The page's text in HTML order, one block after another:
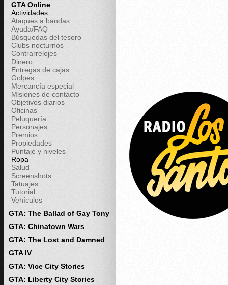
GTA Online
Actividades
Ataques a bandas
Ayuda/FAQ
Búsquedas del tesoro
Clubs nocturnos
Contrarrelojes
Dinero
Entregas de cajas
Golpes
Mercancía especial
Misiones de contacto
Objetivos diarios
Oficinas
Peluquería
Personajes
Premios
Propiedades
Puntaje y niveles
Ropa
Salud
Screenshots
Tatuajes
Tutorial
Vehículos
GTA: The Ballad of Gay Tony
GTA: Chinatown Wars
GTA: The Lost and Damned
GTA IV
GTA: Vice City Stories
GTA: Liberty City Stories